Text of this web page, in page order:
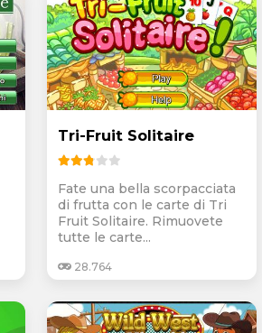
Tri-Fruit Solitaire
Fate una bella scorpacciata
di frutta con le carte di Tri
Fruit Solitaire. Rimuovete
tutte le carte...
28.764